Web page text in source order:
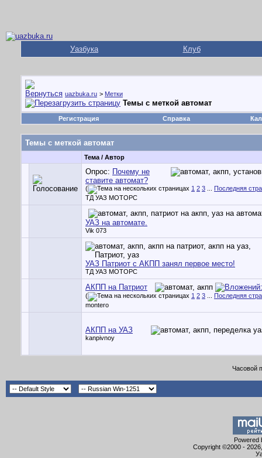
Уазбука Клуб
uazbuka.ru > Метки
Темы с меткой автомат
Регистрация Справка
Темы с меткой автомат
Тема / Автор
Опрос: Почему не
ставите автомат?
( 1 2 3
Последняя
ТД УАЗ МОТОРС
УАЗ на автомате.
Vik 073
УАЗ Патриот с АКПП занял первое место!
ТД УАЗ МОТОРС
АКПП на Патриот
( 1 2 3
Последняя
montero
АКПП на УАЗ
kanpivnoy
Часовой
Powered
Copyright ©2000 -